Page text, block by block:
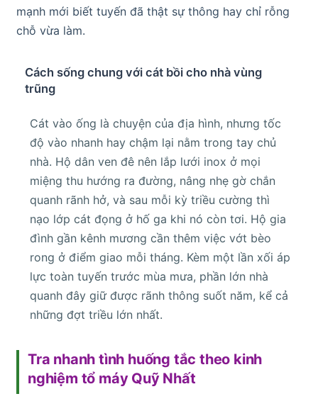
mạnh mới biết tuyến đã thật sự thông hay chỉ rỗng
chỗ vừa làm.
Cách sống chung với cát bồi cho nhà vùng
trũng
Cát vào ống là chuyện của địa hình, nhưng tốc
độ vào nhanh hay chậm lại nằm trong tay chủ
nhà. Hộ dân ven đê nên lắp lưới inox ở mọi
miệng thu hướng ra đường, nâng nhẹ gờ chắn
quanh rãnh hở, và sau mỗi kỳ triều cường thì
nạo lớp cát đọng ở hố ga khi nó còn tơi. Hộ gia
đình gần kênh mương cần thêm việc vớt bèo
rong ở điểm giao mỗi tháng. Kèm một lần xối áp
lực toàn tuyến trước mùa mưa, phần lớn nhà
quanh đây giữ được rãnh thông suốt năm, kể cả
những đợt triều lớn nhất.
Tra nhanh tình huống tắc theo kinh
nghiệm tổ máy Quỹ Nhất